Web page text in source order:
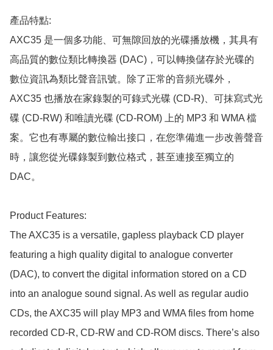
產品特點:
AXC35 是一個多功能、可無隙回放的光碟播放機，其具有
高品質的數位類比轉換器 (DAC)，可以轉換儲存於光碟的
數位資訊為類比聲音訊號。除了正常的音頻光碟外，
AXC35 也播放在家錄製的可錄式光碟 (CD-R)、可抹寫式光
碟 (CD-RW) 和唯讀光碟 (CD-ROM) 上的 MP3 和 WMA 檔
案。它也有專屬的數位輸出接口，在您準備進一步改善聲音
時，讓您從光碟錄製到數位格式，甚至連接至獨立的
DAC。
Product Features:
The AXC35 is a versatile, gapless playback CD player
featuring a high quality digital to analogue converter
(DAC), to convert the digital information stored on a CD
into an analogue sound signal. As well as regular audio
CDs, the AXC35 will play MP3 and WMA files from home
recorded CD-R, CD-RW and CD-ROM discs. There’s also